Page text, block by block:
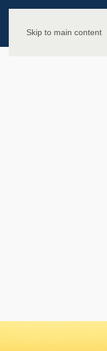
Skip to main content